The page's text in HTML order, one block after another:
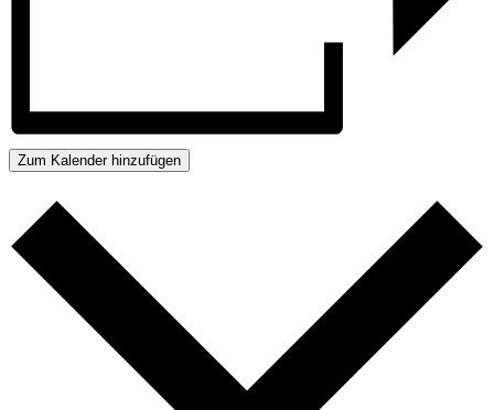
Zum Kalender hinzufügen